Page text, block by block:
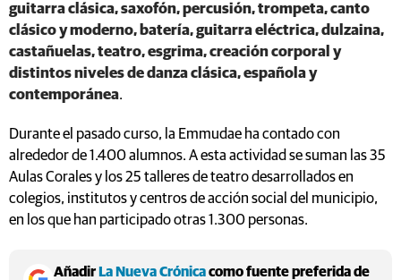
guitarra clásica, saxofón, percusión, trompeta, canto
clásico y moderno, batería, guitarra eléctrica, dulzaina,
castañuelas, teatro, esgrima, creación corporal y
distintos niveles de danza clásica, española y
contemporánea.
Durante el pasado curso, la Emmudae ha contado con
alrededor de 1.400 alumnos. A esta actividad se suman las 35
Aulas Corales y los 25 talleres de teatro desarrollados en
colegios, institutos y centros de acción social del municipio,
en los que han participado otras 1.300 personas.
AñadirLa Nueva Crónicacomo fuente preferida de